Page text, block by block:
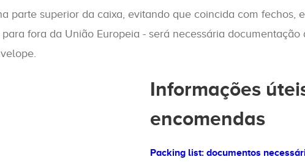
parte superior da caixa, evitando que coincida com fechos,
fora da União Europeia - será necessária
Informações
encomendas
Packing list: documentos